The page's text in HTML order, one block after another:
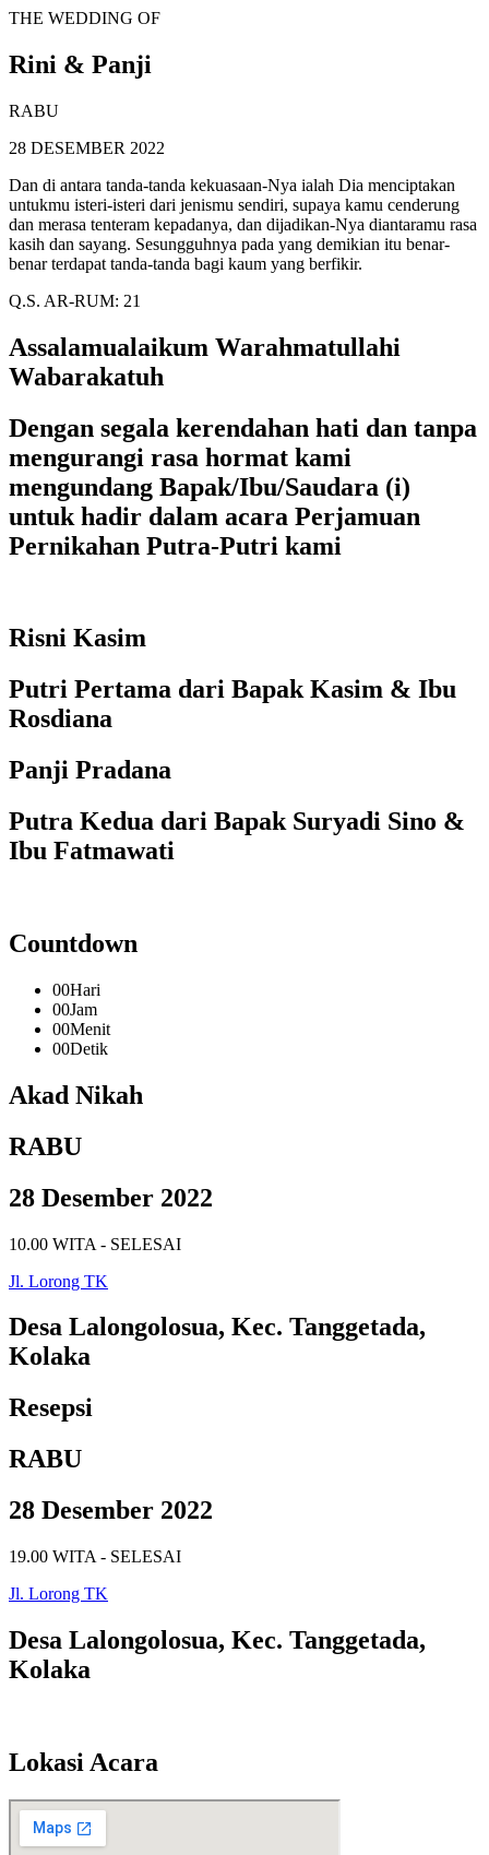
THE WEDDING OF
Rini & Panji
RABU
28 DESEMBER 2022
Dan di antara tanda-tanda kekuasaan-Nya ialah Dia menciptakan
untukmu isteri-isteri dari jenismu sendiri, supaya kamu cenderung
dan merasa tenteram kepadanya, dan dijadikan-Nya diantaramu rasa
kasih dan sayang. Sesungguhnya pada yang demikian itu benar-
benar terdapat tanda-tanda bagi kaum yang berfikir.
Q.S. AR-RUM: 21
Assalamualaikum Warahmatullahi
Wabarakatuh
Dengan segala kerendahan hati dan tanpa
mengurangi rasa hormat kami
mengundang Bapak/Ibu/Saudara (i)
untuk hadir dalam acara Perjamuan
Pernikahan Putra-Putri kami
Risni Kasim
Putri Pertama dari Bapak Kasim & Ibu
Rosdiana
Panji Pradana
Putra Kedua dari Bapak Suryadi Sino &
Ibu Fatmawati
Countdown
00Hari
00Jam
00Menit
00Detik
Akad Nikah
RABU
28 Desember 2022
10.00 WITA - SELESAI
Jl. Lorong TK
Desa Lalongolosua, Kec. Tanggetada,
Kolaka
Resepsi
RABU
28 Desember 2022
19.00 WITA - SELESAI
Jl. Lorong TK
Desa Lalongolosua, Kec. Tanggetada,
Kolaka
Lokasi Acara